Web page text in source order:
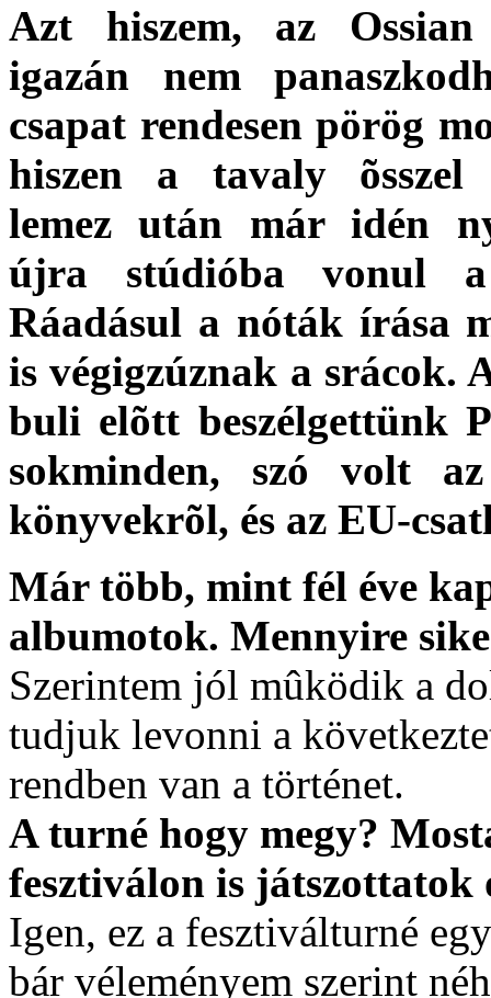
Azt hiszem, az
igazán nem
csapat rendesen pörög
hiszen a tavaly õsszel
lemez után már idén
újra stúdióba vonul a
Ráadásul a nóták írása
is végigzúznak a srácok.
buli elõtt beszélgettünk
sokminden, szó volt
könyvekrõl, és az EU-
Már több, mint fél éve
albumotok. Mennyire
Szerintem jól mûködik a
tudjuk levonni a
rendben van a történet.
A turné hogy megy?
fesztiválon is játszottatok
Igen, ez a fesztiválturné
bár véleményem szerint